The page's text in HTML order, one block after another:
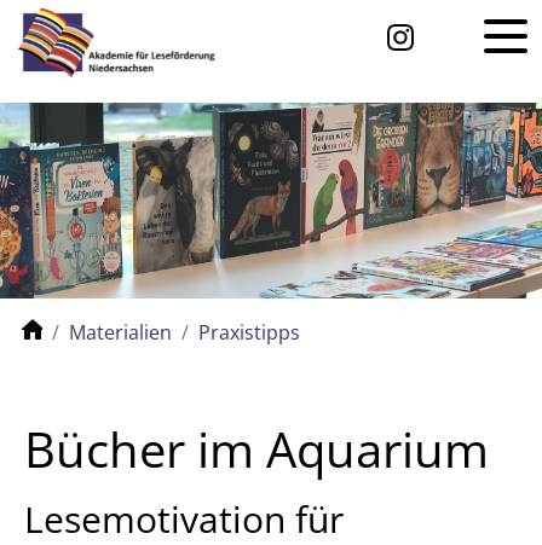
Materialien Praxistipps
Bücher im Aquarium
Lesemotivation für